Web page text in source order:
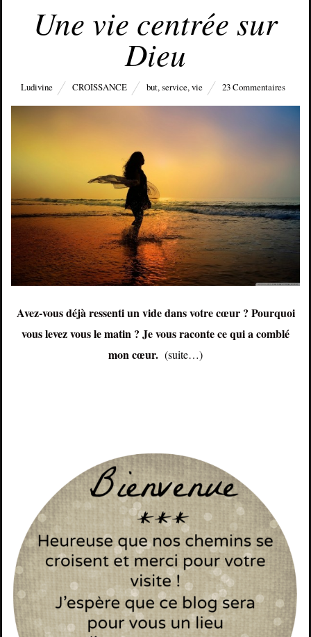
Une vie centrée sur
Dieu
Ludivine CROISSANCE but,service,vie 23 Commentaires
Avez-vous déjà ressenti un vide dans votre cœur ? Pourquoi
vous levez vous le matin ? Je vous raconte ce qui a comblé
mon cœur. (suite…)